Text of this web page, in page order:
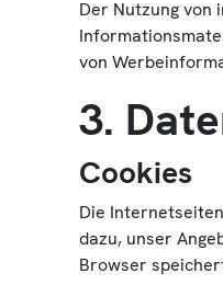
Der Nutzung von
von
3.
Cookies
Die
dazu, unser
Browser